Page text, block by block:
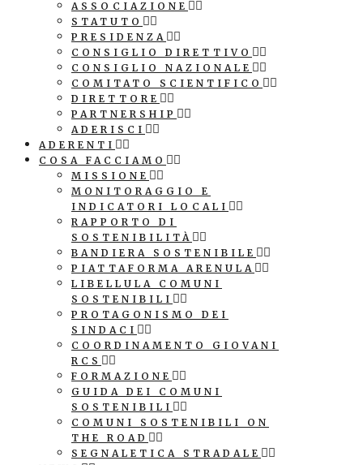
ASSOCIAZIONE
STATUTO
PRESIDENZA
CONSIGLIO DIRETTIVO
CONSIGLIO NAZIONALE
COMITATO SCIENTIFICO
DIRETTORE
PARTNERSHIP
ADERISCI
ADERENTI
COSA FACCIAMO
MISSIONE
MONITORAGGIO E
INDICATORI LOCALI
RAPPORTO DI
SOSTENIBILITÀ
BANDIERA SOSTENIBILE
PIATTAFORMA ARENULA
LIBELLULA COMUNI
SOSTENIBILI
PROTAGONISMO DEI
SINDACI
COORDINAMENTO GIOVANI
RCS
FORMAZIONE
GUIDA DEI COMUNI
SOSTENIBILI
COMUNI SOSTENIBILI ON
THE ROAD
SEGNALETICA STRADALE